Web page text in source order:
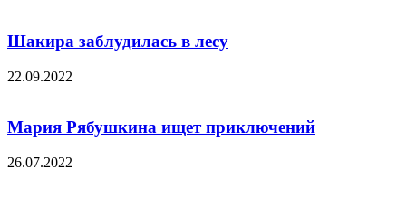
Шакира заблудилась в лесу
22.09.2022
Мария Рябушкина ищет приключений
26.07.2022